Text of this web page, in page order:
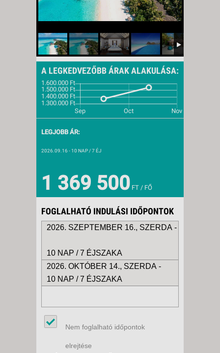
A LEGKEDVEZŐBB ÁRAK ALAKULÁSA:
LEGJOBB ÁR:
2026.09.16 - 10 NAP / 7 ÉJ
1 369 500 FT / FŐ
FOGLALHATÓ INDULÁSI IDŐPONTOK
2026. SZEPTEMBER 16., SZERDA -
10 NAP / 7 ÉJSZAKA
2026. OKTÓBER 14., SZERDA -
10 NAP / 7 ÉJSZAKA
Nem foglalható időpontok
elrejtése